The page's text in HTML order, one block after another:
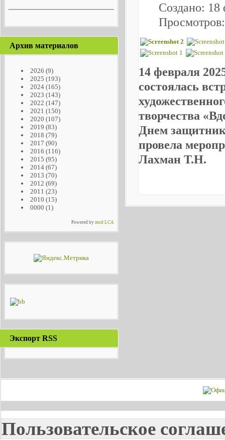
Архив материалов
2026 (9)
2025 (193)
2024(165)
2023 (143)
2022 (147)
2021 (150)
2020 (107)
2019 (83)
2018 (79)
2017 (90)
2016 (116)
2015 (95)
2014(67)
2013 (70)
2012 (69)
2011 (23)
2010 (15)
0000 (1)
Powered bymod LCA
Экспорт RSS
Создано: 18
14 февраля
состоялась
творчества
Днем
провела
Лахман Т.Н.
Пользовательское